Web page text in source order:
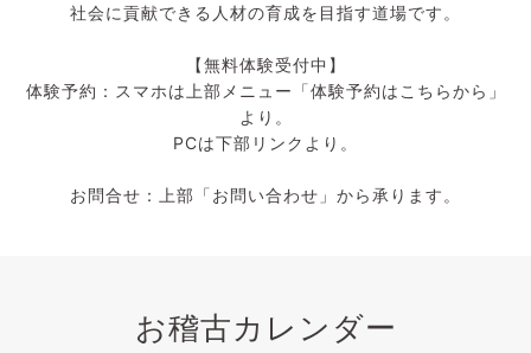
社会に貢献できる人材の育成を目指す道場です。
【無料体験受付中】
体験予約：スマホは上部メニュー「体験予約はこちらから」
より。
PCは下部リンクより。
お問合せ：上部「お問い合わせ」から承ります。
お稽古カレンダー